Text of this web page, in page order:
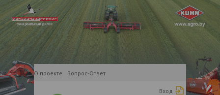
О проекте Вопрос-Ответ
Вход